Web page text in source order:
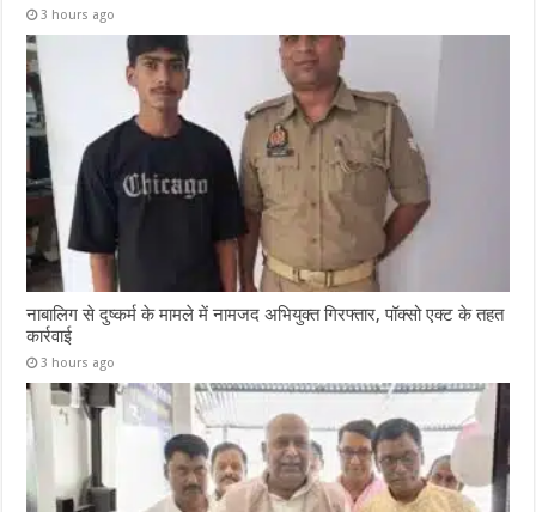
3 hours ago
नाबालिग से दुष्कर्म के मामले में नामजद अभियुक्त गिरफ्तार, पॉक्सो एक्ट के तहत
कार्रवाई
3 hours ago